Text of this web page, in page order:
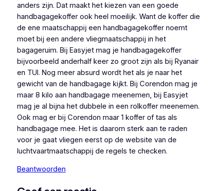
anders zijn. Dat maakt het kiezen van een goede
handbagagekoffer ook heel moeilijk. Want de koffer die
de ene maatschappij een handbagagekoffer noemt
moet bij een andere vliegmaatschappij in het
bagageruim. Bij Easyjet mag je handbagagekoffer
bijvoorbeeld anderhalf keer zo groot zijn als bij Ryanair
en TUI. Nog meer absurd wordt het als je naar het
gewicht van de handbagage kijkt. Bij Corendon mag je
maar 8 kilo aan handbagage meenemen, bij Easyjet
mag je al bijna het dubbele in een rolkoffer meenemen.
Ook mag er bij Corendon maar 1 koffer of tas als
handbagage mee. Het is daarom sterk aan te raden
voor je gaat vliegen eerst op de website van de
luchtvaartmaatschappij de regels te checken.
Beantwoorden